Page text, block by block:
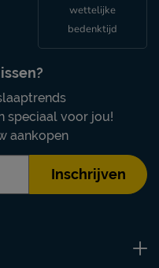
wettelijke
bedenktijd
speciaal voor jou!
aankopen
Inschrijven